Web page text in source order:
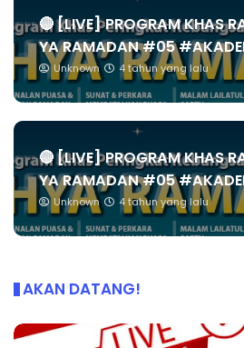
🔴 [LIVE] PROGRAM KHAS
YA RAMADAN #05
Unknown 4 tahun yang lalu
🔴 [LIVE] PROGRAM KHAS
YA RAMADAN #05
Unknown 4 tahun yang lalu
AKAN DATANG!